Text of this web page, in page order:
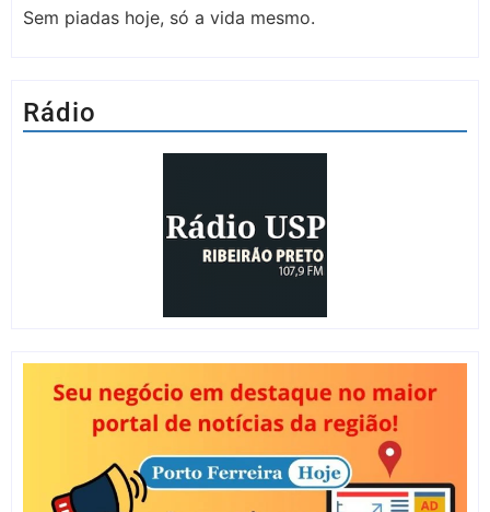
Sem piadas hoje, só a vida mesmo.
Rádio